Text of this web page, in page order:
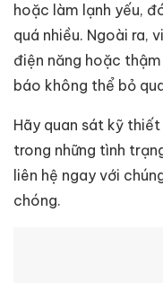
hoặc làm lạnh yếu,
quá nhiều. Ngoài ra,
điện năng hoặc
báo không thể bỏ
Hãy quan sát kỹ
trong những tình
liên hệ ngay với
chóng.